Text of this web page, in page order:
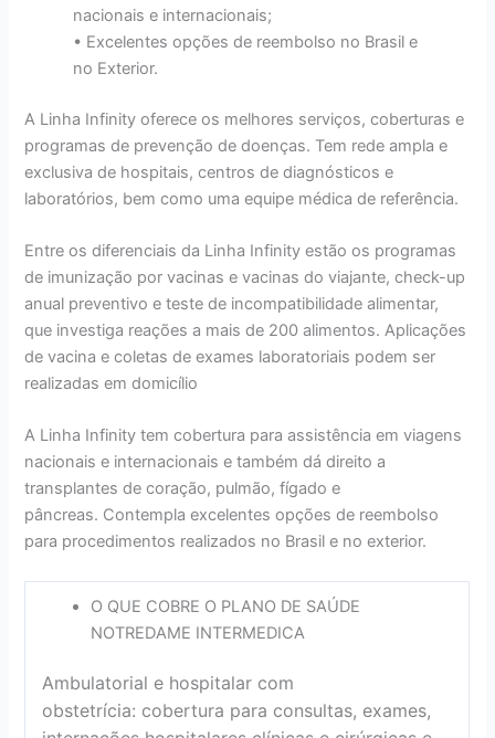
nacionais e internacionais;
• Excelentes opções de reembolso no Brasil e
no Exterior.
A Linha Infinity oferece os melhores serviços, coberturas e
programas de prevenção de doenças. Tem rede ampla e
exclusiva de hospitais, centros de diagnósticos e
laboratórios, bem como uma equipe médica de referência.
Entre os diferenciais da Linha Infinity estão os programas
de imunização por vacinas e vacinas do viajante, check-up
anual preventivo e teste de incompatibilidade alimentar,
que investiga reações a mais de 200 alimentos. Aplicações
de vacina e coletas de exames laboratoriais podem ser
realizadas em domicílio
A Linha Infinity tem cobertura para assistência em viagens
nacionais e internacionais e também dá direito a
transplantes de coração, pulmão, fígado e
pâncreas. Contempla excelentes opções de reembolso
para procedimentos realizados no Brasil e no exterior.
O QUE COBRE O PLANO DE SAÚDE
NOTREDAME INTERMEDICA
Ambulatorial e hospitalar com
obstetrícia: cobertura para consultas, exames,